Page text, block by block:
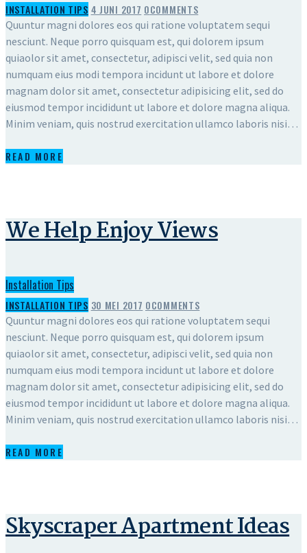
INSTALLATION TIPS 4 JUNI 2017 0COMMENTS
Quuntur magni dolores eos qui ratione voluptatem sequi
nesciunt. Neque porro quisquam est, qui dolorem ipsum
quiaolor sit amet, consectetur, adipisci velit, sed quia non
numquam eius modi tempora incidunt ut labore et dolore
magnam dolor sit amet, consectetur adipisicing elit, sed do
eiusmod tempor incididunt ut labore et dolore magna aliqua.
Minim veniam, quis nostrud exercitation ullamco laboris nisi…
READ MORE
We Help Enjoy Views
Installation Tips
INSTALLATION TIPS 30 MEI 2017 0COMMENTS
Quuntur magni dolores eos qui ratione voluptatem sequi
nesciunt. Neque porro quisquam est, qui dolorem ipsum
quiaolor sit amet, consectetur, adipisci velit, sed quia non
numquam eius modi tempora incidunt ut labore et dolore
magnam dolor sit amet, consectetur adipisicing elit, sed do
eiusmod tempor incididunt ut labore et dolore magna aliqua.
Minim veniam, quis nostrud exercitation ullamco laboris nisi…
READ MORE
Skyscraper Apartment Ideas